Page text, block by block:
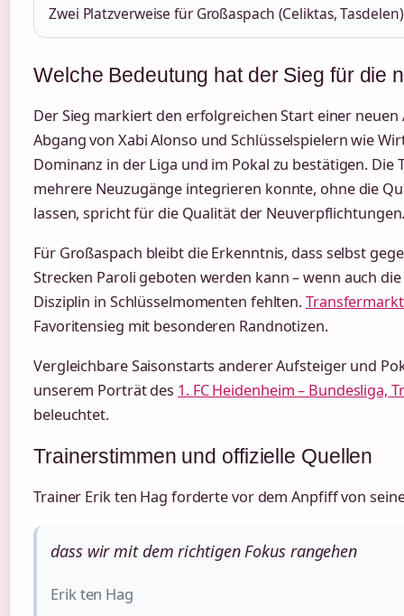
Zwei Platzverweise für Großaspach (Celiktas, Tasdelen)
Welche Bedeutung hat der Sieg für die
Der Sieg markiert den erfolgreichen Start einer neuen
Abgang von Xabi Alonso und Schlüsselspielern wie
Dominanz in der Liga und im Pokal zu bestätigen. Die
mehrere Neuzugänge integrieren konnte, ohne die
lassen, spricht für die Qualität der
Für Großaspach bleibt die Erkenntnis, dass selbst
Strecken Paroli geboten werden kann – wenn auch
Disziplin in Schlüsselmomenten fehlten.
Favoritensieg mit besonderen Randnotizen.
Vergleichbare Saisonstarts anderer Aufsteiger und
unserem Porträt des 1. FC Heidenheim – Bundesliga,
beleuchtet.
Trainerstimmen und offizielle Quellen
Trainer Erik ten Hag forderte vor dem Anpfiff von
dass wir mit dem richtigen Fokus rangehen
Erik ten Hag